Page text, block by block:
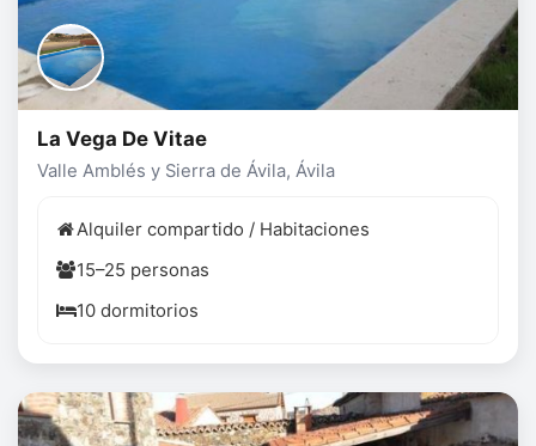
La Vega De Vitae
Valle Amblés y Sierra de Ávila, Ávila
Alquiler compartido / Habitaciones
15–25 personas
10 dormitorios